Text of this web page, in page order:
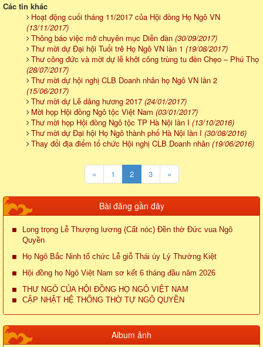
Các tin khác
Hoạt động cuối tháng 11/2017 của Hội đồng Họ Ngô VN
(13/11/2017)
Thông báo việc mở chuyên mục Diễn đàn (30/09/2017)
Thư mời dự Đại hội Tuổi trẻ Họ Ngô VN lần 1 (19/08/2017)
Thư công đức và mời dự lễ khởi công trùng tu đền Chẹo – Phú Thọ
(28/07/2017)
Thư mời dự hội nghị CLB Doanh nhân họ Ngô VN lần 2
(15/06/2017)
Thư mời dự Lễ dâng hương 2017 (24/01/2017)
Mời họp Hội đồng Ngô tộc Việt Nam (03/01/2017)
Thư mời họp Hội đồng Ngô tộc TP Hà Nội lần I (13/10/2016)
Thư mời dự Đại hội Họ Ngô thành phố Hà Nội lần I (30/08/2016)
Thay đổi địa điểm tổ chức Hội nghị CLB Doanh nhân (19/06/2016)
« 1 2 3 »
Bài đăng gần đây
Long trọng Lễ Thượng lương (Cất nóc) Đền thờ Đức vua Ngô
Quyền
Họ Ngô Bắc Ninh tổ chức Lễ giỗ Thái úy Lý Thường Kiệt
Hội đồng họ Ngô Việt Nam sơ kết 6 tháng đầu năm 2026
THƯ NGỎ CỦA HỘI ĐỒNG HỌ NGÔ VIỆT NAM
CẬP NHẬT HỆ THỐNG THỜ TỰ NGÔ QUYỀN
Album ảnh